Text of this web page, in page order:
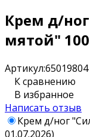
Крем д/
мятой"
Артикул:65019804
К сравнению
В избранное
Написать отзыв
Крем д/ног
01.07.2026)